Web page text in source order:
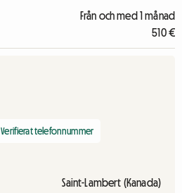
Från och med 1 månad
510 €
Verifierat telefonnummer
Saint-Lambert (Kanada)